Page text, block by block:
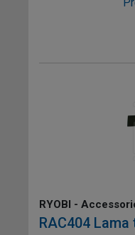
RYOBI -
RAC404